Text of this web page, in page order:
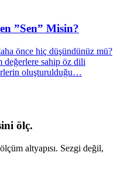
”Sen” Misin?
önce hiç düşündünüz mü?
değerlere sahip öz dili
oluşturulduğu…
ölç.
altyapısı. Sezgi değil,